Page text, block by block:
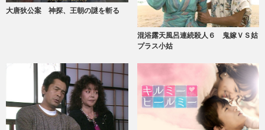
大唐狄公案 神探、王朝の謎を斬る
混浴露天風呂連続殺人６ 鬼嫁ＶＳ姑
プラス小姑